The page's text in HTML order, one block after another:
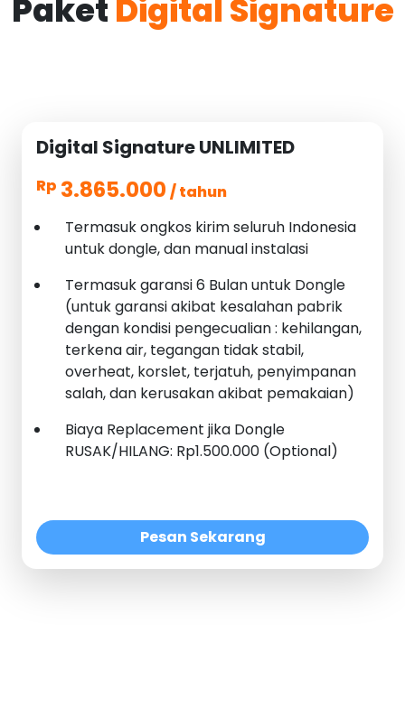
PaketDigital Signature
Digital Signature UNLIMITED
Rp 3.865.000 / tahun
Termasuk ongkos kirim seluruh Indonesia
untuk dongle, dan manual instalasi
Termasuk garansi 6 Bulan untuk Dongle
(untuk garansi akibat kesalahan pabrik
dengan kondisi pengecualian : kehilangan,
terkena air, tegangan tidak stabil,
overheat, korslet, terjatuh, penyimpanan
salah, dan kerusakan akibat pemakaian)
Biaya Replacement jika Dongle
RUSAK/HILANG: Rp1.500.000 (Optional)
Pesan Sekarang